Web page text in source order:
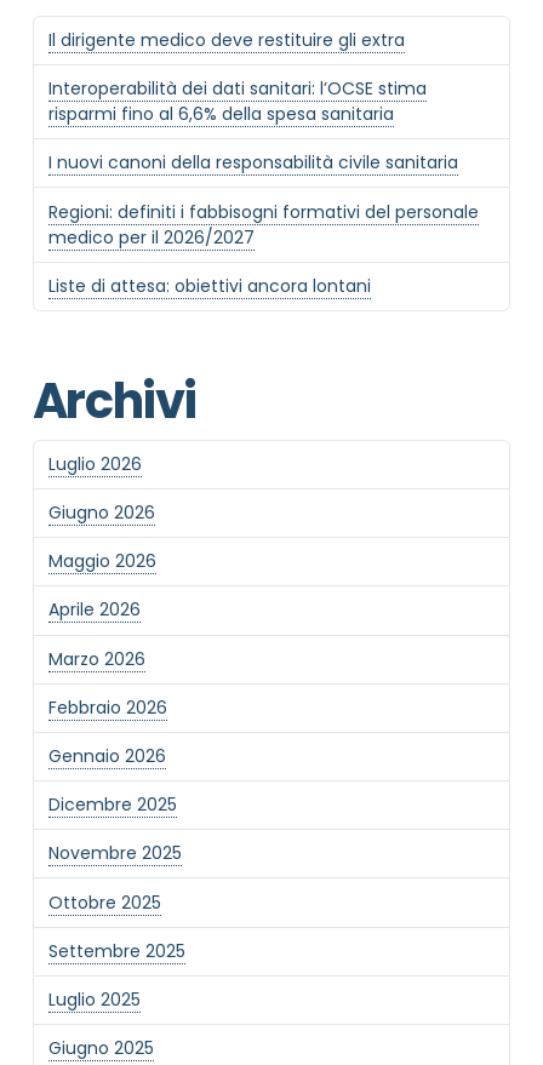
Il dirigente medico deve restituire gli extra
Interoperabilità dei dati sanitari: l’OCSE stima
risparmi fino al 6,6% della spesa sanitaria
I nuovi canoni della responsabilità civile sanitaria
Regioni: definiti i fabbisogni formativi del personale
medico per il 2026/2027
Liste di attesa: obiettivi ancora lontani
Archivi
Luglio 2026
Giugno 2026
Maggio 2026
Aprile 2026
Marzo 2026
Febbraio 2026
Gennaio 2026
Dicembre 2025
Novembre 2025
Ottobre 2025
Settembre 2025
Luglio 2025
Giugno 2025